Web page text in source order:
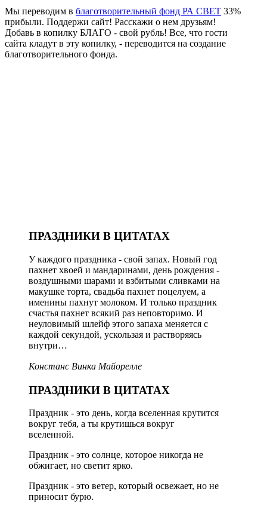
Мы переводим в благотворительный фонд РА СВЕТ 33%
прибыли. Поддержи сайт! Расскажи о нем друзьям!
Добавь в копилку БЛАГО - свой рубль! Все, что гости
сайта кладут в эту копилку, - переводится на создание
благотворительного фонда.
ПРАЗДНИКИ В ЦИТАТАХ
У каждого праздника - свой запах. Новый год
пахнет хвоей и мандаринами, день рождения -
воздушными шарами и взбитыми сливками на
макушке торта, свадьба пахнет поцелуем, а
именины пахнут молоком. И только праздник
счастья пахнет всякий раз неповторимо. И
неуловимый шлейф этого запаха меняется с
каждой секундой, ускользая и растворяясь
внутри…
Констанс Винка Майорелле
ПРАЗДНИКИ В ЦИТАТАХ
Праздник - это день, когда вселенная крутится
вокруг тебя, а ты крутишься вокруг
вселенной.
Праздник - это солнце, которое никогда не
обжигает, но светит ярко.
Праздник - это ветер, который освежает, но не
приносит бурю.